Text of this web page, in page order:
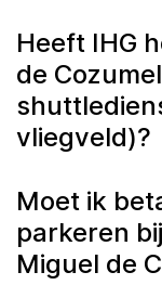
Heeft IHG
de
vliegveld)?
Moet ik
parkeren
Miguel de